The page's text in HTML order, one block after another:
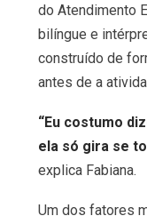
do Atendimento
bilíngue e
construído de
antes de a
“Eu costumo
ela só gira se
explica Fabiana.
Um dos fatores